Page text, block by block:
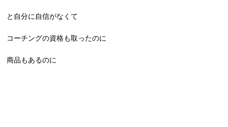
と自分に自信がなくて
コーチングの資格も取ったのに
商品もあるのに